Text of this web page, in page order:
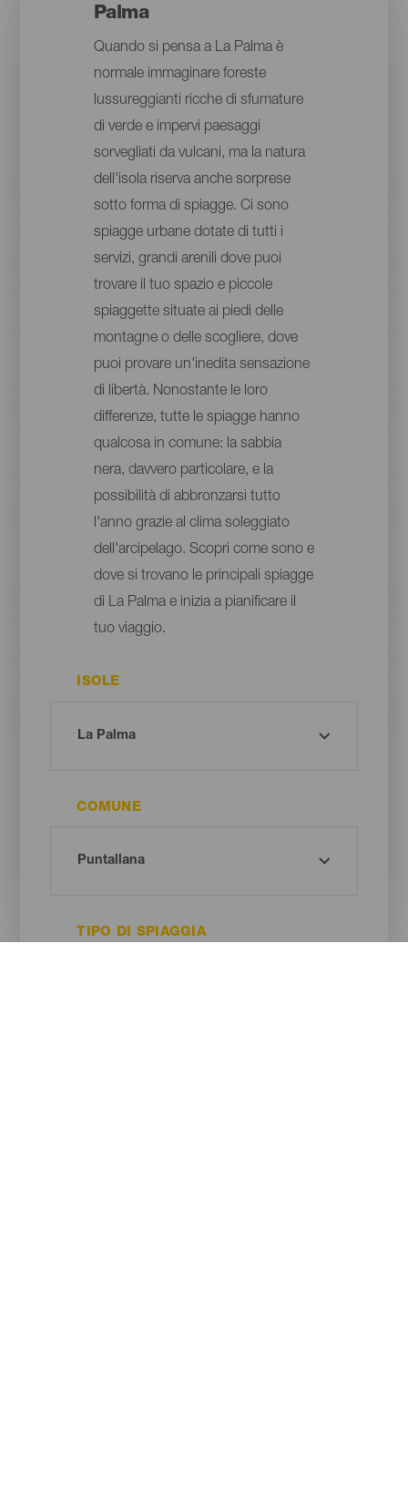
Palma
Quando si pensa a La Palma è
normale immaginare foreste
lussureggianti ricche di sfumature
di verde e impervi paesaggi
sorvegliati da vulcani, ma la natura
dell'isola riserva anche sorprese
sotto forma di spiagge. Ci sono
spiagge urbane dotate di tutti i
servizi, grandi arenili dove puoi
trovare il tuo spazio e piccole
spiaggette situate ai piedi delle
montagne o delle scogliere, dove
puoi provare un'inedita sensazione
di libertà. Nonostante le loro
differenze, tutte le spiagge hanno
qualcosa in comune: la sabbia
nera, davvero particolare, e la
possibilità di abbronzarsi tutto
l'anno grazie al clima soleggiato
dell'arcipelago. Scopri come sono e
dove si trovano le principali spiagge
di La Palma e inizia a pianificare il
tuo viaggio.
ISOLE
COMUNE
TIPO DI SPIAGGIA